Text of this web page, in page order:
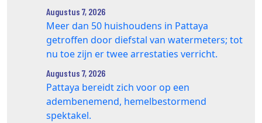
Augustus 7, 2026
Meer dan 50 huishoudens in Pattaya
getroffen door diefstal van watermeters; tot
nu toe zijn er twee arrestaties verricht.
Augustus 7, 2026
Pattaya bereidt zich voor op een
adembenemend, hemelbestormend
spektakel.